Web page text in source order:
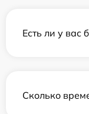
Есть ли у вас
Сколько